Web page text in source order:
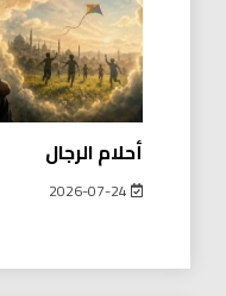
أحلام الرجال